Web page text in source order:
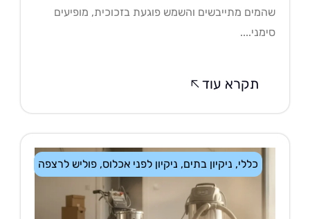
מתייבשים והשמש פוגעת בזכוכית, מופיעים
תקרא עוד
ניקיון בתים,ניקיון לפני אכלוס,פוליש לרצפה